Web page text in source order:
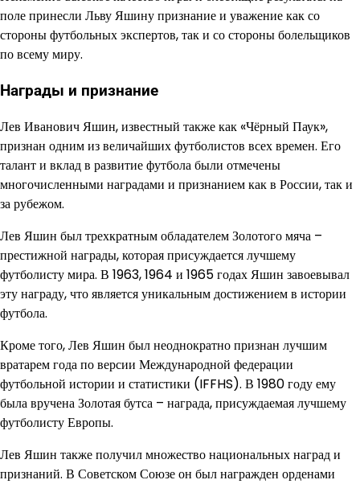
поле принесли Льву Яшину признание и уважение как со
стороны футбольных экспертов, так и со стороны болельщиков
по всему миру.
Награды и признание
Лев Иванович Яшин, известный также как «Чёрный Паук»,
признан одним из величайших футболистов всех времен. Его
талант и вклад в развитие футбола были отмечены
многочисленными наградами и признанием как в России, так и
за рубежом.
Лев Яшин был трехкратным обладателем Золотого мяча –
престижной награды, которая присуждается лучшему
футболисту мира. В 1963, 1964 и 1965 годах Яшин завоевывал
эту награду, что является уникальным достижением в истории
футбола.
Кроме того, Лев Яшин был неоднократно признан лучшим
вратарем года по версии Международной федерации
футбольной истории и статистики (IFFHS). В 1980 году ему
была вручена Золотая бутса – награда, присуждаемая лучшему
футболисту Европы.
Лев Яшин также получил множество национальных наград и
признаний. В Советском Союзе он был награжден орденами